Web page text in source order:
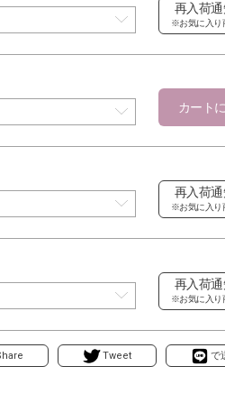
再入荷
※お気に入り
カート
再入荷
※お気に入り
再入荷
※お気に入り
Tweet で